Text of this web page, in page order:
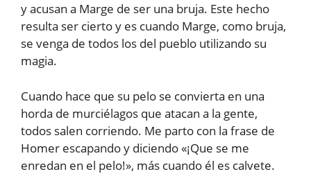
y acusan a Marge de ser una bruja. Este hecho
resulta ser cierto y es cuando Marge, como bruja,
se venga de todos los del pueblo utilizando su
magia.
Cuando hace que su pelo se convierta en una
horda de murciélagos que atacan a la gente,
todos salen corriendo. Me parto con la frase de
Homer escapando y diciendo «¡Que se me
enredan en el pelo!», más cuando él es calvete.